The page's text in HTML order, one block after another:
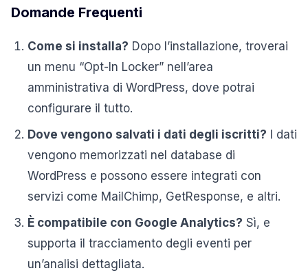
Domande Frequenti
Come si installa? Dopo l’installazione, troverai
un menu “Opt-In Locker” nell’area
amministrativa di WordPress, dove potrai
configurare il tutto.
Dove vengono salvati i dati degli iscritti? I dati
vengono memorizzati nel database di
WordPress e possono essere integrati con
servizi come MailChimp, GetResponse, e altri.
È compatibile con Google Analytics? Sì, e
supporta il tracciamento degli eventi per
un’analisi dettagliata.